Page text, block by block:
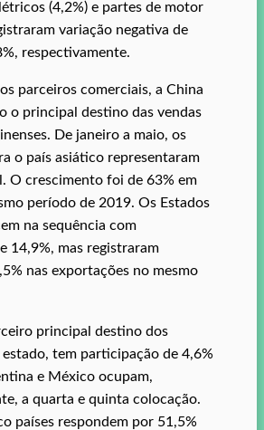
(4,2%) e partes de motor
variação negativa de
respectivamente.
parceiros comerciais, a China
o principal destino das vendas
De janeiro a maio, os
o país asiático representaram
O crescimento foi de 63% em
período de 2019. Os Estados
na sequência com
14,9%, mas registraram
nas exportações no mesmo
principal destino dos
tem participação de 4,6%
e México ocupam,
a quarta e quinta colocação.
países respondem por 51,5%